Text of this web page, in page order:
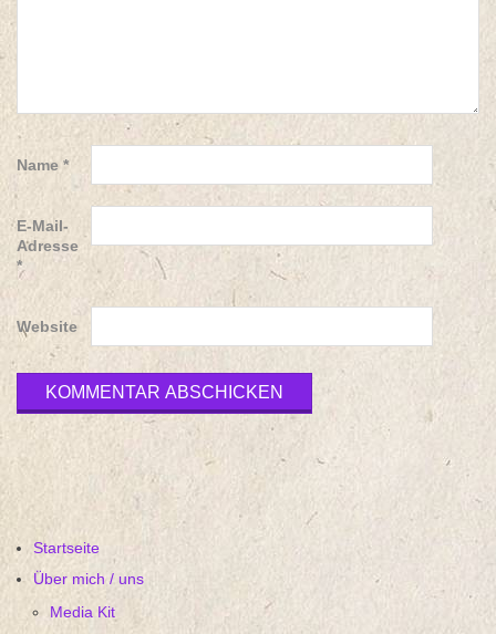
Name *
E-Mail-
Adresse
*
Website
Startseite
Über mich / uns
Media Kit